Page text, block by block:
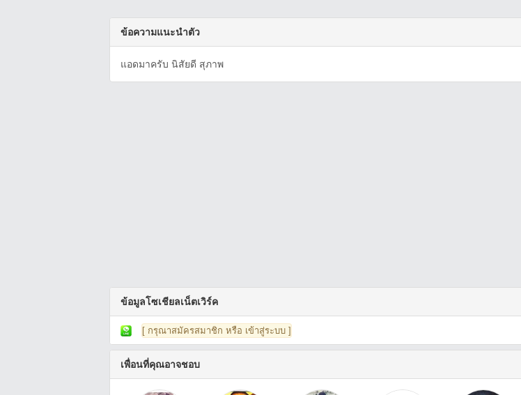
ข้อความแนะนำตัว
แอดมาครับ นิสัยดี สุภาพ
ข้อมูลโซเชียลเน็ตเวิร์ค
[ กรุณาสมัครสมาชิก หรือ เข้าสู่ระบบ ]
เพื่อนที่คุณอาจชอบ